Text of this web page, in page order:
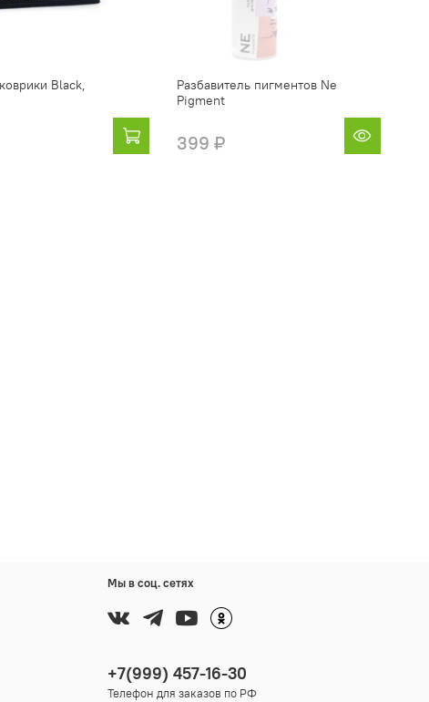
Black,
Разбавитель пигментов Ne
Pigment
399 ₽
Мы в соц. сетях
+7(999) 457-16-30
Телефон для заказов по РФ